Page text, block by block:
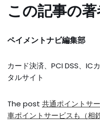
この記事の
ペイメントナビ編集部
カード決済、PCI DSS、IC
タルサイト
The post 共通ポイントサ
車ポイントサービスも（相